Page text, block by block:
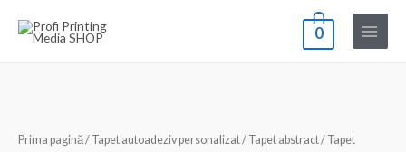
0
Main
Prima pagină/ Tapet autoadeziv personalizat/ Tapet abstract/ Tapet